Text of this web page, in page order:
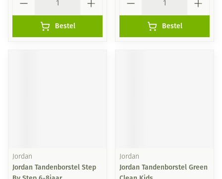
Bestel Bestel
Jordan
Jordan Tandenborstel Step
Jordan
Jordan Tandenborstel Green